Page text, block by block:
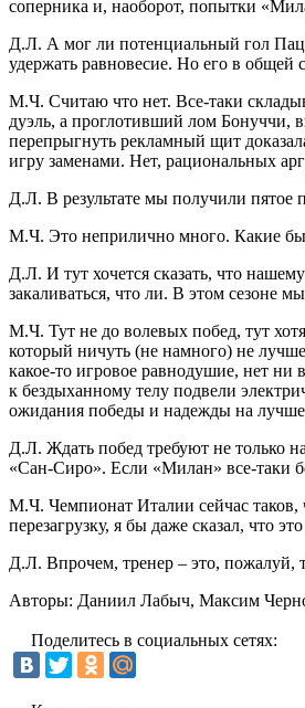
соперника и, наоборот, попытки
Д.Л. А мог ли потенциальный гол
удержать равновесие. Но его в общей
М.Ч. Считаю что нет. Все-таки
дуэль, а проглотивший лом Бонуччи,
перепрыгнуть рекламный щит
игру заменами. Нет, рациональных
Д.Л. В результате мы получили
М.Ч. Это неприлично много. Какие бы
Д.Л. И тут хочется сказать, что
закаливаться, что ли. В этом сезоне
М.Ч. Тут не до волевых побед, тут
который ничуть (не намного) не
какое-то игровое равнодушие, нет ни
к бездыханному телу подвели
ожидания победы и надежды на
Д.Л. Ждать побед требуют не только
«Сан-Сиро». Если «Милан» все-таки
М.Ч. Чемпионат Италии сейчас таков,
перезагрузку, я бы даже сказал, что
Д.Л. Впрочем, тренер – это, пожалуй,
Авторы: Даниил Лабыч, Максим
Поделитесь в социальных сетях: